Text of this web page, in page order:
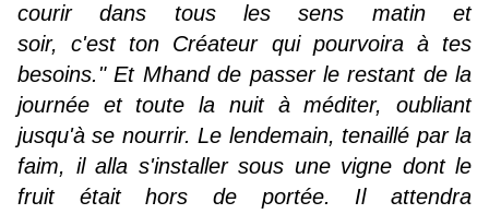
courir dans tous les sens matin et
soir, c'est ton Créateur qui pourvoira à tes
besoins." Et Mhand de passer le restant de la
journée et toute la nuit à méditer, oubliant
jusqu'à se nourrir. Le lendemain, tenaillé par la
faim, il alla s'installer sous une vigne dont le
fruit était hors de portée. Il attendra